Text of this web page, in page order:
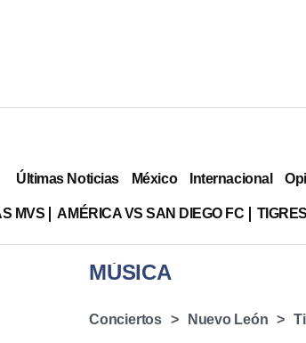
Últimas Noticias México Internacional
MVS AMÉRICA VS SAN DIEGO FC
MÚSICA
Conciertos Nuevo León